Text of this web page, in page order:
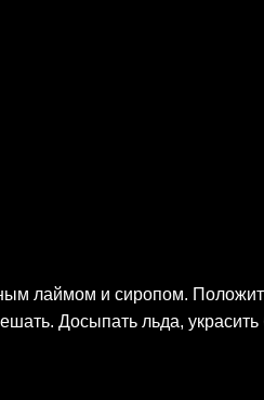
лаймом и сиропом.
Досыпать льда, украсить